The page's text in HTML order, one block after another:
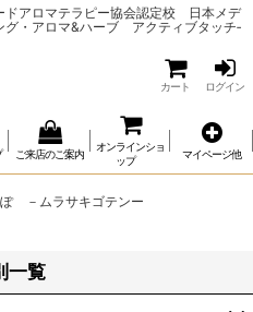
アロマテラピー協会認定校 日本メデ
・アロマ&ハーブ アクティブタッチ‐
カート ログイン
ご来店のご案内
オンラインショ
ップ
マイページ他
－ムラサキゴテンー
一覧